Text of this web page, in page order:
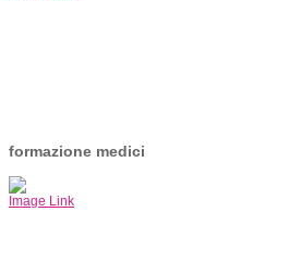
formazione medici
Image Link